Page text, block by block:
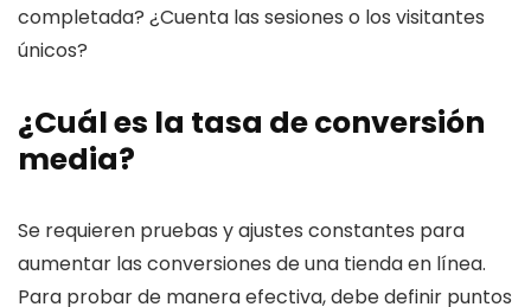
completada? ¿Cuenta las sesiones o los visitantes
únicos?
¿Cuál es la tasa de conversión
media?
Se requieren pruebas y ajustes constantes para
aumentar las conversiones de una tienda en línea.
Para probar de manera efectiva, debe definir puntos